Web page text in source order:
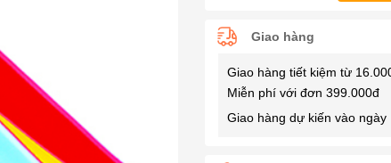
Giao hàng
Giao hàng tiết kiệm từ
Miễn phí với đơn 399.000đ
Giao hàng dự kiến vào